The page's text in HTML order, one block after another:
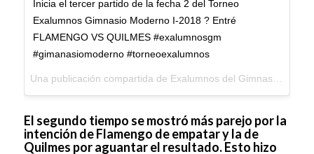
Inicia el tercer partido de la fecha 2 del Torneo
Exalumnos Gimnasio Moderno I-2018 ? Entré
FLAMENGO VS QUILMES #exalumnosgm
#gimanasiomoderno #torneoexalumnos
Una publicación compartida de Exalumnos del Gimnasio Moderno
El segundo tiempo se mostró más parejo por la
intención de Flamengo de empatar y la de
Quilmes por aguantar el resultado. Esto hizo